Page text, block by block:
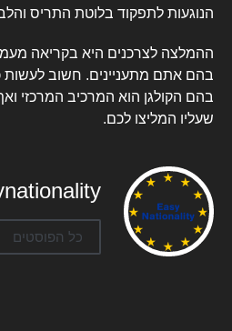
הנוגעות לתפקוד בלוטת התריס
ההמלצה לצרכנים היא בקריאה
בהם אתם מתעניינים. חשוב לעשות
בהם הקולגן הוא המרכיב המרכזי
שעליו המליצו לכם.
כל הפוסטים